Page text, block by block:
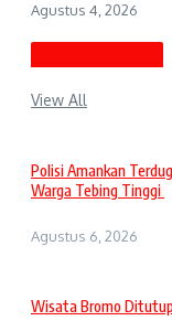
Agustus 4, 2026
View All
Polisi Amankan
Warga Tebing Tinggi
Agustus 6, 2026
Wisata Bromo